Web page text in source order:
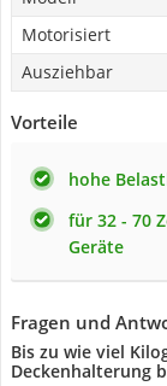
Motorisiert
Ausziehbar
Vorteile
hohe
für 32 - 70
Geräte
Fragen und
Bis zu wie viel
Deckenhalterung